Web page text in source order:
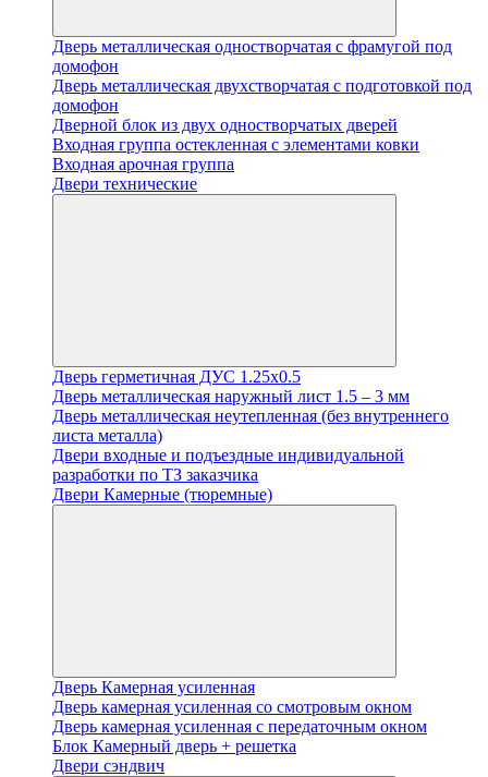
Дверь металлическая одностворчатая с фрамугой под
домофон
Дверь металлическая двухстворчатая с подготовкой под
домофон
Дверной блок из двух одностворчатых дверей
Входная группа остекленная с элементами ковки
Входная арочная группа
Двери технические
Дверь герметичная ДУС 1.25х0.5
Дверь металлическая наружный лист 1.5 – 3 мм
Дверь металлическая неутепленная (без внутреннего
листа металла)
Двери входные и подъездные индивидуальной
разработки по ТЗ заказчика
Двери Камерные (тюремные)
Дверь Камерная усиленная
Дверь камерная усиленная со смотровым окном
Дверь камерная усиленная с передаточным окном
Блок Камерный дверь + решетка
Двери сэндвич